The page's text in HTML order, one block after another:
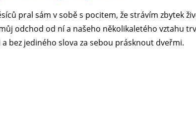
pral sám v sobě s pocitem, že strávím zbytek
odchod od ní a našeho několikaletého vztahu
bez jediného slova za sebou prásknout dveřmi.